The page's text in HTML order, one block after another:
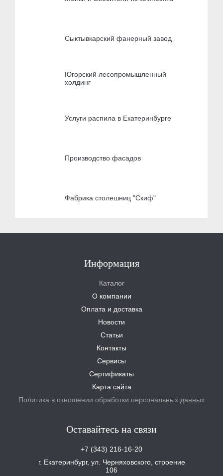
Сыктывкарский фанерный завод
Югорский лесопромышленный
холдинг
Услуги распила в Екатеринбурге
Производство фасадов
Фабрика столешниц "Скиф"
Информация
Каталог
О компании
Оплата и доставка
Новости
Статьи
Контакты
Сервисы
Сертификаты
Карта сайта
Политика в отношении обработки персональных данных
Оставайтесь на связи
+7 (343) 216-16-20
г. Екатеринбург, ул. Черняховского, строение
106